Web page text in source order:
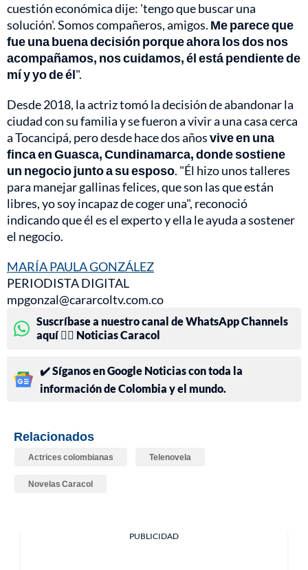
cuestión económica dije: 'tengo que buscar una
solución'. Somos compañeros, amigos. Me parece que
fue una buena decisión porque ahora los dos nos
acompañamos, nos cuidamos, él está pendiente de
mí y yo de él".
Desde 2018, la actriz tomó la decisión de abandonar la
ciudad con su familia y se fueron a vivir a una casa cerca
a Tocancipá, pero desde hace dos añosvive en una
finca en Guasca, Cundinamarca, donde sostiene
un negocio junto a su esposo. "Él hizo unos talleres
para manejar gallinas felices, que son las que están
libres, yo soy incapaz de coger una", reconoció
indicando que él es el experto y ella le ayuda a sostener
el negocio.
MARÍA PAULA GONZÁLEZ
PERIODISTA DIGITAL
mpgonzal@cararcoltv.com.co
Suscríbase a nuestro canal de WhatsApp Channels
aquí 👉🏻 Noticias Caracol
✔️ Síganos en Google Noticias con toda la
información de Colombia y el mundo.
Relacionados
Actrices colombianas Telenovela
Novelas Caracol
PUBLICIDAD